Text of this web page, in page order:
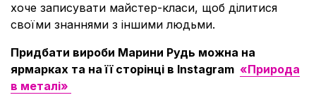
хоче записувати майстер-класи, щоб ділитися
своїми знаннями з іншими людьми.
Придбати вироби Марини Рудь можна на
ярмарках та на її сторінці в Instagram «Природа
в металі»